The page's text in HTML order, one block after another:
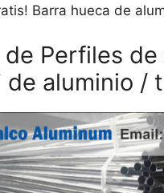
Barra hueca de
Perfiles
de aluminio /